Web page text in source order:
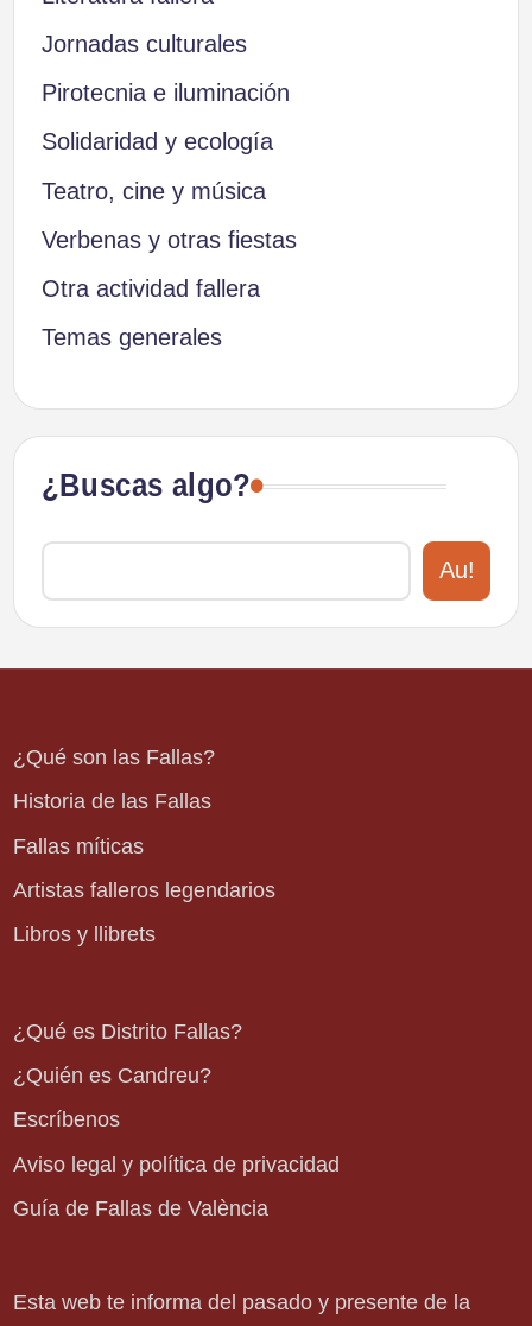
Jornadas culturales
Pirotecnia e iluminación
Solidaridad y ecología
Teatro, cine y música
Verbenas y otras fiestas
Otra actividad fallera
Temas generales
¿Buscas algo?
Au!
¿Qué son las Fallas?
Historia de las Fallas
Fallas míticas
Artistas falleros legendarios
Libros y llibrets
¿Qué es Distrito Fallas?
¿Quién es Candreu?
Escríbenos
Aviso legal y política de privacidad
Guía de Fallas de València
Esta web te informa del pasado y presente de la